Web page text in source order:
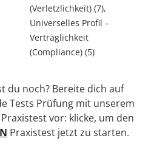
(Verletzlichkeit) (7),
Universelles Profil –
Verträglichkeit
(Compliance) (5)
du noch? Bereite dich auf
Tests Prüfung mit unserem
vor: klicke, um den
Praxistest jetzt zu starten.